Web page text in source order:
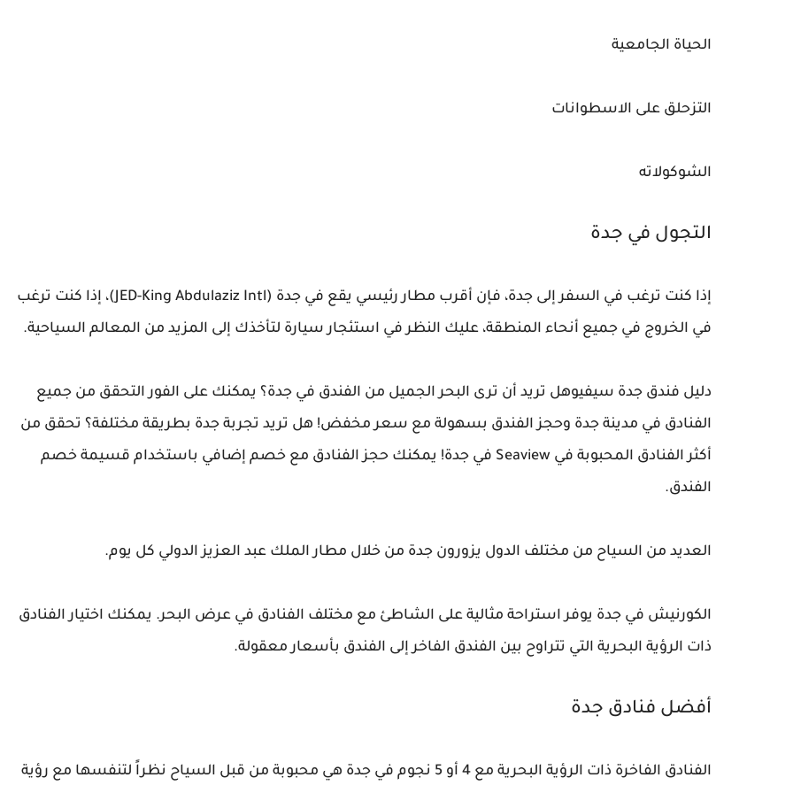
الحياة الجامعية
التزحلق على الاسطوانات
الشوكولاته
التجول في جدة
إذا كنت ترغب في السفر إلى جدة، فإن أقرب مطار رئيسي يقع في جدة (JED-King Abdulaziz Intl)، إذا كنت ترغب
في الخروج في جميع أنحاء المنطقة، عليك النظر في استئجار سيارة لتأخذك إلى المزيد من المعالم السياحية.
دليل فندق جدة سيفيوهل تريد أن ترى البحر الجميل من الفندق في جدة؟ يمكنك على الفور التحقق من جميع
الفنادق في مدينة جدة وحجز الفندق بسهولة مع سعر مخفض! هل تريد تجربة جدة بطريقة مختلفة؟ تحقق من
أكثر الفنادق المحبوبة في Seaview في جدة! يمكنك حجز الفنادق مع خصم إضافي باستخدام قسيمة خصم
الفندق.
العديد من السياح من مختلف الدول يزورون جدة من خلال مطار الملك عبد العزيز الدولي كل يوم.
الكورنيش في جدة يوفر استراحة مثالية على الشاطئ مع مختلف الفنادق في عرض البحر. يمكنك اختيار الفنادق
ذات الرؤية البحرية التي تتراوح بين الفندق الفاخر إلى الفندق بأسعار معقولة.
أفضل فنادق جدة
الفنادق الفاخرة ذات الرؤية البحرية مع 4 أو 5 نجوم في جدة هي محبوبة من قبل السياح نظراً لتنفسها مع رؤية